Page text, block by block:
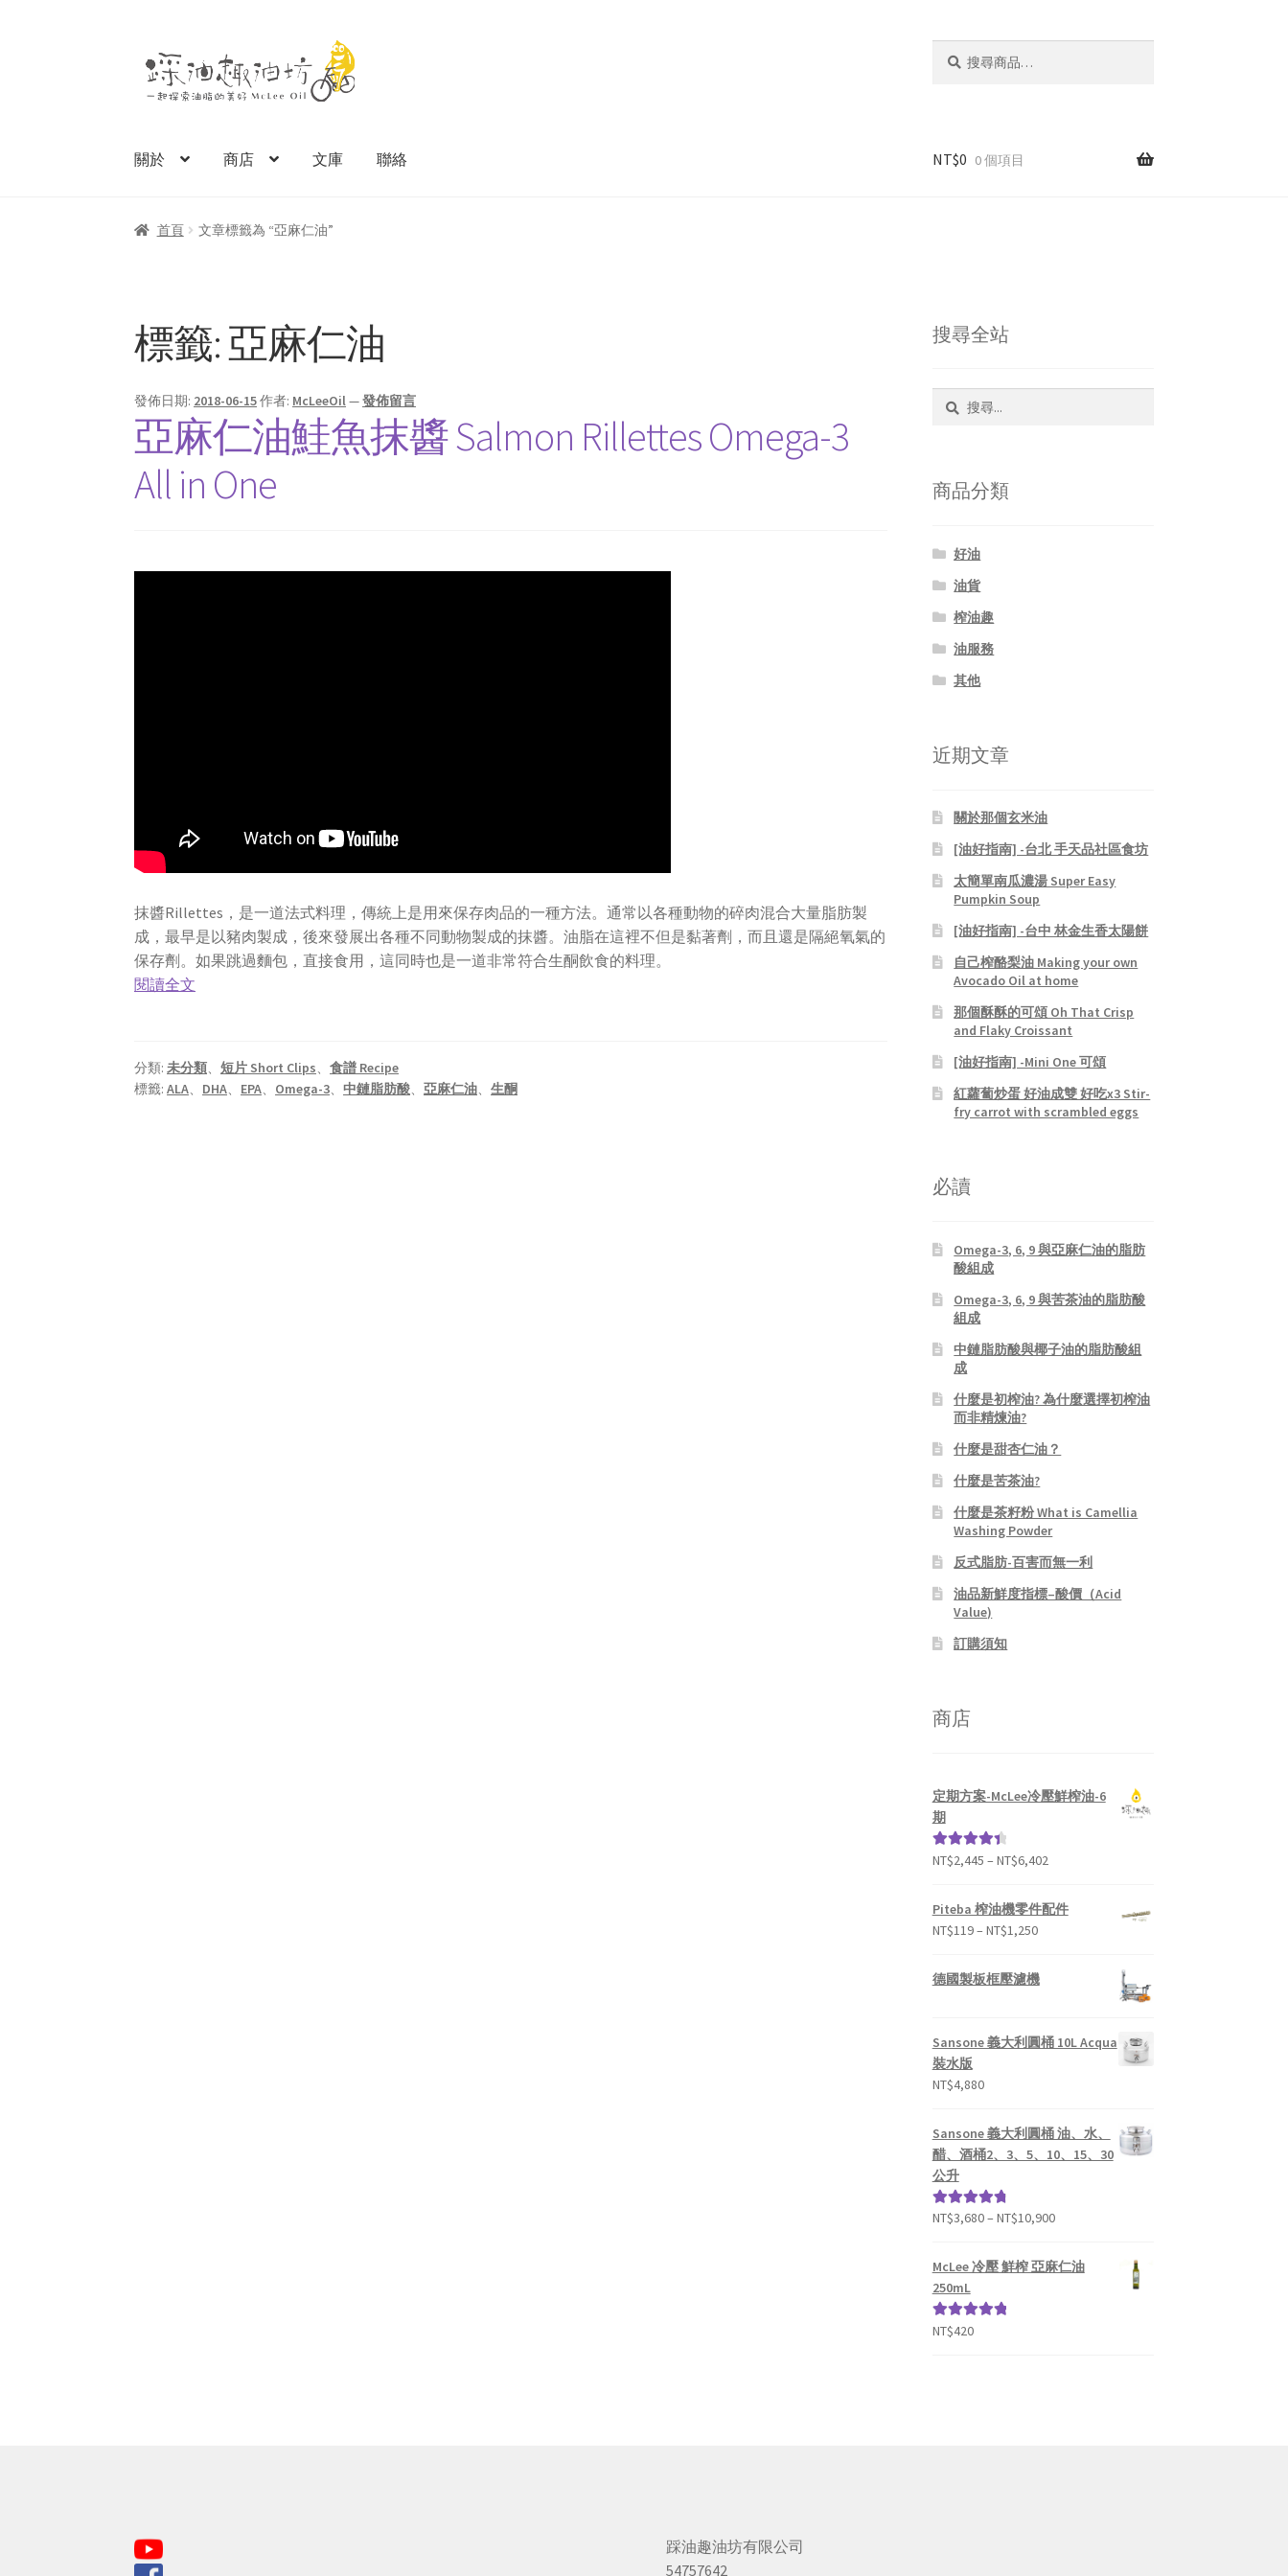
至
導
至
主
容
關於 商店 文庫 聯絡 NT$0 0 個項目
首頁 文章標籤為 “亞麻仁油”
標籤:亞麻仁油
發佈日期: 2018-06-15作者: McLeeOil—發佈留言
亞麻仁油鮭魚抹醬 Salmon Rillettes Omega-3
All in One
抹醬Rillettes，是一道法式料理，傳統上是用來保存肉品的一種方法。通常以各種動物的碎肉混合大量脂肪製
成，最早是以豬肉製成，後來發展出各種不同動物製成的抹醬。油脂在這裡不但是黏著劑，而且還是隔絕氧氣的
保存劑。如果跳過麵包，直接食用，這同時也是一道非常符合生酮飲食的料理。
閱讀全文
鮭
分類:未分類、短片 Short Clips、食譜 Recipe
標籤:ALA、 DHA、 EPA、 Omega-3、中鏈脂肪酸、亞麻仁油、生酮
搜尋全站
字:
商品分類
好油
油貨
榨油趣
油服務
其他
近期文章
關於那個玄米油
[油好指南] -台北 手天品社區食坊
太簡單南瓜濃湯 Super Easy
Pumpkin Soup
[油好指南] -台中 林金生香太陽餅
自己榨酪梨油 Making your own
Avocado Oil at home
那個酥酥的可頌 Oh That Crisp
and Flaky Croissant
[油好指南] -Mini One 可頌
紅蘿蔔炒蛋 好油成雙 好吃x3 Stir-
fry carrot with scrambled eggs
必讀
Omega-3, 6, 9 與亞麻仁油的脂肪
酸組成
Omega-3, 6, 9 與苦茶油的脂肪酸
組成
中鏈脂肪酸與椰子油的脂肪酸組
成
什麼是初榨油? 為什麼選擇初榨油
而非精煉油?
什麼是甜杏仁油？
什麼是苦茶油?
什麼是茶籽粉 What is Camellia
Washing Powder
反式脂肪-百害而無一利
油品新鮮度指標–酸價（Acid
Value)
訂購須知
商店
定期方案-McLee冷壓鮮榨油-6
期
評分 4.50
NT$2,445 – NT$6,402
Piteba 榨油機零件配件
NT$119– NT$1,250
德國製板框壓濾機
Sansone 義大利圓桶 10L Acqua
裝水版
NT$4,880
Sansone 義大利圓桶 油、水、
醋、酒桶2、3、5、10、15、30
公升
評分 4.93 滿
NT$3,680– NT$10,900
McLee 冷壓 鮮榨 亞麻仁油
250mL
評分5.00
NT$420
踩油趣油坊有限公司
54757642